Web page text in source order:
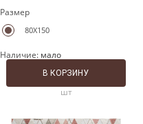
Размер
80X150
Наличие: мало
шт
В КОРЗИНУ